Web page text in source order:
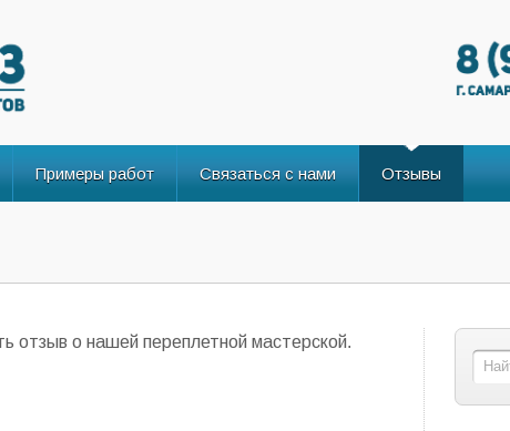
Примеры работ Связаться с нами Отзывы
отзыв о нашей переплетной мастерской.